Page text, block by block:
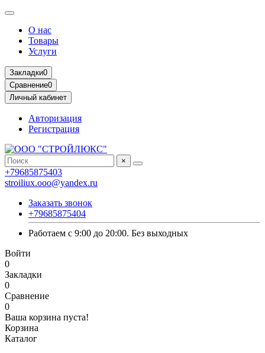
О нас
Товары
Услуги
Закладки0
Сравнение0
Личный кабинет
Авторизация
Регистрация
×
+79685875403
stroiliux.ooo@yandex.ru
Заказать звонок
+79685875404
Работаем с 9:00 до 20:00. Без выходных
Войти
0
Закладки
0
Сравнение
0
Ваша корзина пуста!
Корзина
Каталог